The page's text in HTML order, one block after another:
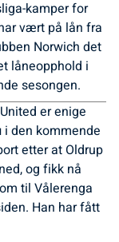
kamper for
vært på lån fra
Norwich det
låneopphold i
sesongen.
er enige
i den kommende
etter at Oldrup
og fikk nå
til Vålerenga
Han har fått